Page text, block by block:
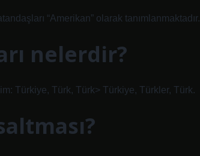
“Amerikan” olarak tanımlanmaktadır.
nelerdir?
Türkiye, Türk, Türk> Türkiye, Türkler, Türk.